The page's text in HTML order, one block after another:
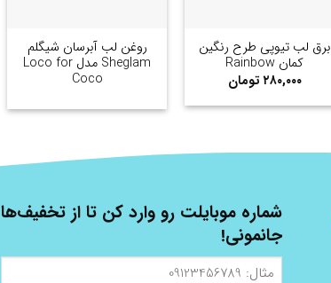
برق لب تیوپی طرح رنگین
کمان Rainbow
۲۸۰,۰۰۰تومان
روغن لب آبرسان شیگلم
Sheglam مدل Loco for
Coco
شماره موبایلت رو وارد کن تا از تخفیف‌ها
جانمونی!
مثال: